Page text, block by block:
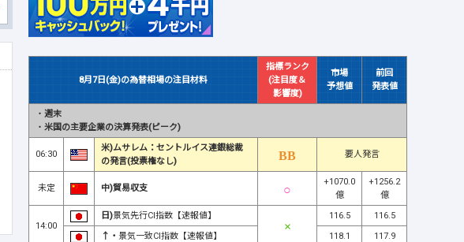
8月7日(金)の為替相場の注目材料
指標ランク
(注目度＆
影響度)
市場
予想値
前回
発表値
・ 週末
・ 米国の主要企業の決算発表(ピーク)
06:30
米)ムサレム：セントルイス連銀総裁
の発言(投票権なし)
要人発言
未定 中)貿易収支
+1070.0
億
+1256.2
億
14:00
日)景気先行CI指数【速報値】 116.5
116.5
↑・ 景気一致CI指数【速報値】 118.1 117.9